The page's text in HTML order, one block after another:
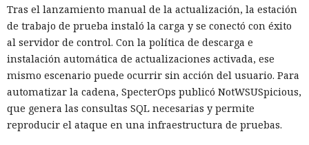
Tras el lanzamiento manual de la actualización, la estación
de trabajo de prueba instaló la carga y se conectó con éxito
al servidor de control. Con la política de descarga e
instalación automática de actualizaciones activada, ese
mismo escenario puede ocurrir sin acción del usuario. Para
automatizar la cadena, SpecterOps publicó NotWSUSpicious,
que genera las consultas SQL necesarias y permite
reproducir el ataque en una infraestructura de pruebas.